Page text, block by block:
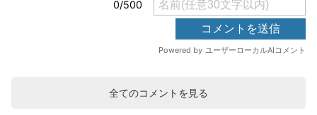
全てのコメントを見る